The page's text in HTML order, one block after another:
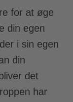
for at øge
din egen
i sin egen
din
det
har